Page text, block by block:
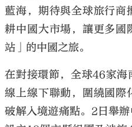
藍海，期待與全球旅行商
耕中國大市場，讓更多國
站」的中國之旅。
在對接環節，全球46家
線上線下聯動，圍繞國際
破解入境遊痛點。2日舉辦